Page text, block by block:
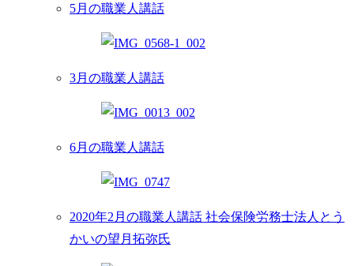
5月の職業人講話
3月の職業人講話
6月の職業人講話
2020年2月の職業人講話 社会保険労務士法人とう
かいの望月拓弥氏